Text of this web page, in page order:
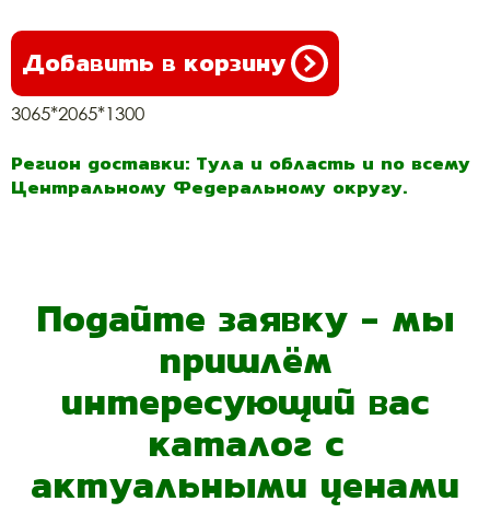
Добавить в корзину
3065*2065*1300
Регион доставки: Тула и область и по всему
Центральному Федеральному округу.
Подайте заявку - мы
пришлём
интересующий вас
каталог с
актуальными ценами